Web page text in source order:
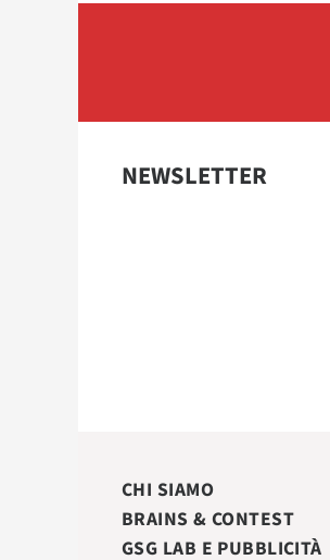
NEWSLETTER
CHI SIAMO
BRAINS & CONTEST
GSG LAB E PUBBLICITÀ